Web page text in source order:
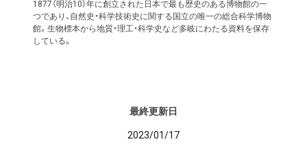
1877（明治10）年に創立された日本で最も歴史のある博物館の一
つであり、自然史・科学技術史に関する国立の唯一の総合科学博物
館。生物標本から地質・理工・科学史など多岐にわたる資料を保存
している。
最終更新日
2023/01/17